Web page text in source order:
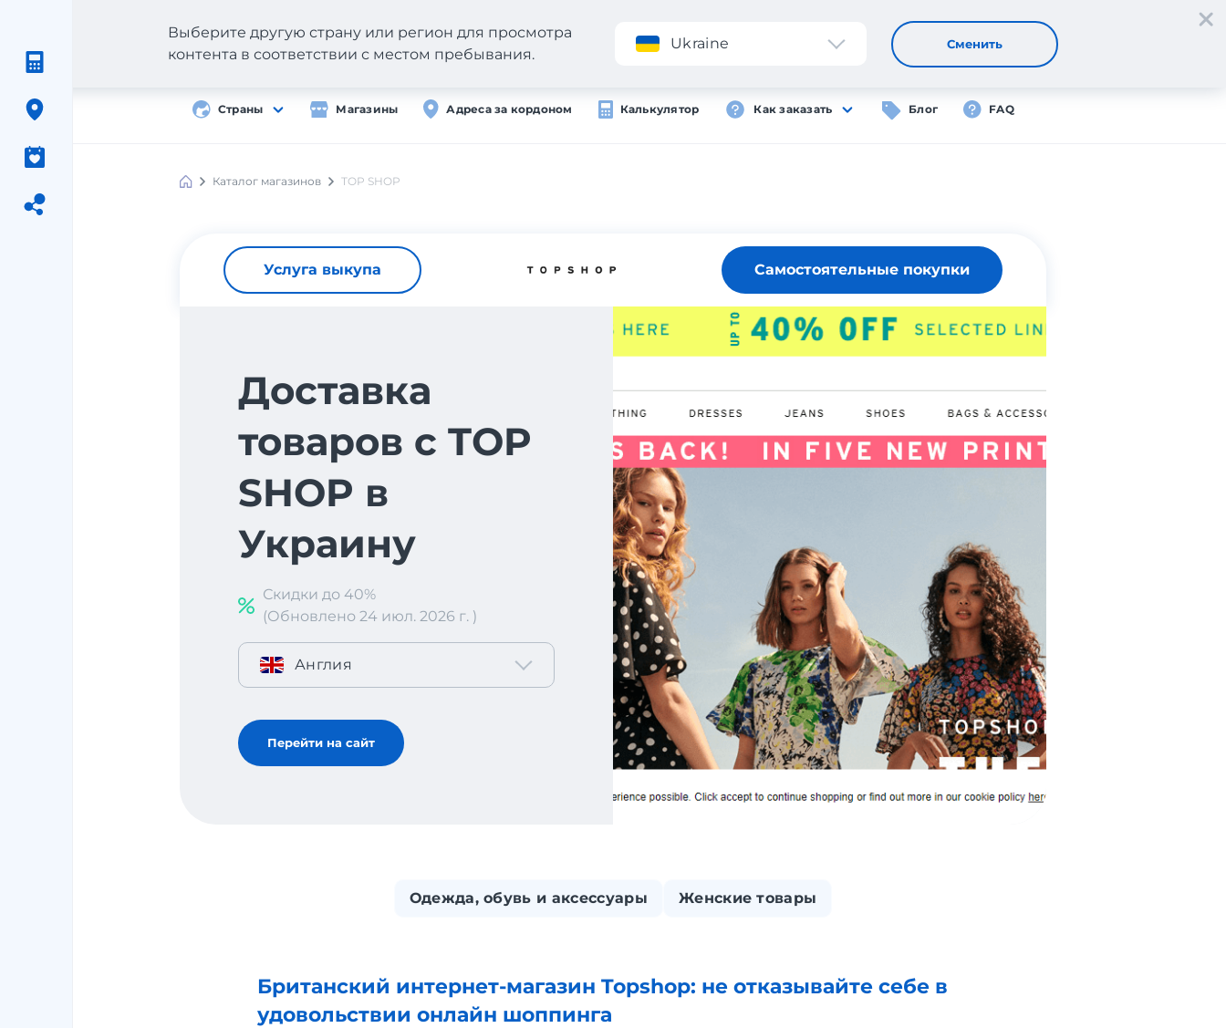
Приложение Регистрация Вход
Страны Магазины Адреса за кордоном Калькулятор Как заказать Блог FAQ
Выберите другую страну или регион для просмотра
контента в соответствии с местом пребывания.
Ukraine Сменить
Каталог магазинов TOP SHOP
Услуга выкупа Самостоятельные покупки
Доставка
товаров с TOP
SHOP в
Украину
Скидки до 40%
(Обновлено 24 июл. 2026 г. )
Англия
Перейти на сайт
Одежда, обувь и аксессуары Женские товары
Британский интернет-магазин Topshop: не отказывайте себе в
удовольствии онлайн шоппинга